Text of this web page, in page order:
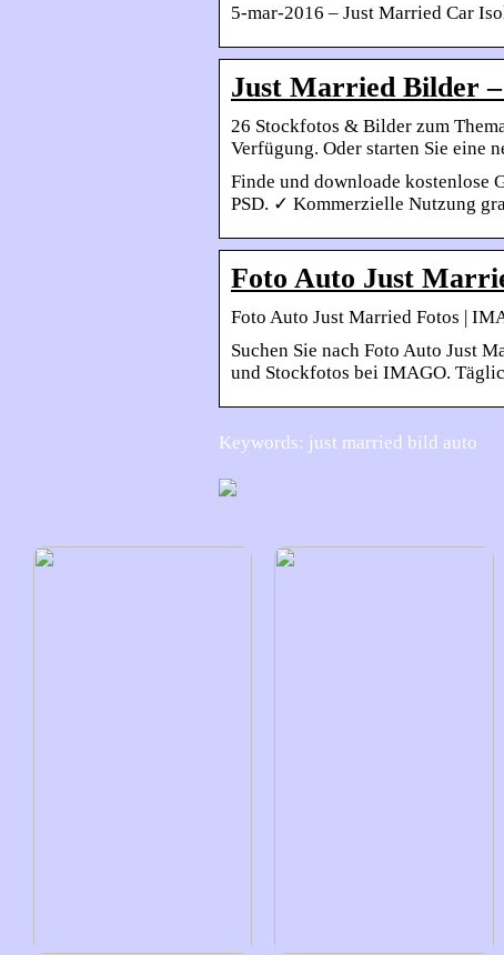
5-mar-2016 – Just Married Car
Just Married Bilder
26 Stockfotos & Bilder zum
Verfügung. Oder starten Sie eine
Finde und downloade kostenlose
PSD. ✓ Kommerzielle Nutzung
Foto Auto Just
Foto Auto Just Married Fotos |
Suchen Sie nach Foto Auto Just
und Stockfotos bei IMAGO.
Keywords: just married bild auto